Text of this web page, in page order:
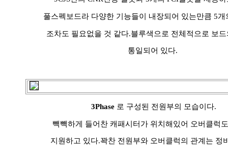
풀스펙보드라 다양한 기능들이 내장되어 있는만큼 5개
조차도 필요없을 것 같다.블루색으로 전체적으로 보
통일되어 있다.
3Phase 로 구성된 전원부의 모습이다.
빽빽하게 들어찬 캐패시터가 위치해있어 오버클럭
지원하고 있다.꽉찬 전원부와 오버클럭의 관계는 정